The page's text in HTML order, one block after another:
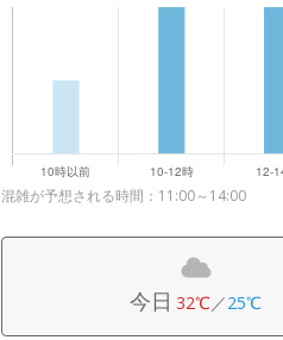
混雑が予想される時間：11:00～14:00
今日 32℃／25℃